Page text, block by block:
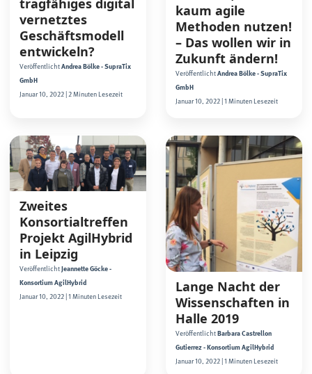
vernetztes
Geschäftsmodell
entwickeln?
Veröffentlicht Andrea Bölke - SupraTix
GmbH
Januar 10, 2022 | 2 Minuten Lesezeit
kaum agile
Methoden nutzen!
– Das wollen wir in
Zukunft ändern!
Veröffentlicht Andrea Bölke - SupraTix
GmbH
Januar 10, 2022 | 1 Minuten Lesezeit
Zweites
Konsortialtreffen
Projekt AgilHybrid
in Leipzig
Veröffentlicht Jeannette Göcke -
Konsortium AgilHybrid
Januar 10, 2022 | 1 Minuten Lesezeit
Lange Nacht der
Wissenschaften in
Halle 2019
Veröffentlicht Barbara Castrellon
Gutierrez - Konsortium AgilHybrid
Januar 10, 2022 | 1 Minuten Lesezeit